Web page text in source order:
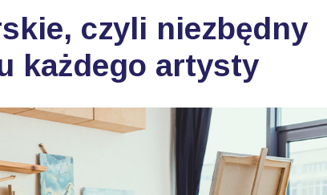
czyli niezbędny
każdego artysty